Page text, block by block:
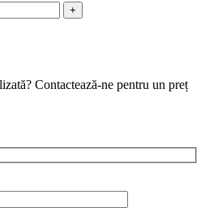
Contactează-ne pentru un preț